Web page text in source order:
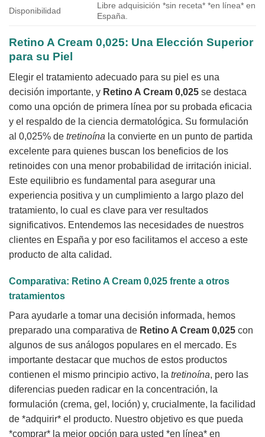
Disponibilidad
Libre adquisición *sin receta* *en línea* en
España.
Retino A Cream 0,025: Una Elección Superior
para su Piel
Elegir el tratamiento adecuado para su piel es una
decisión importante, y Retino A Cream 0,025 se destaca
como una opción de primera línea por su probada eficacia
y el respaldo de la ciencia dermatológica. Su formulación
al 0,025% de tretinoína la convierte en un punto de partida
excelente para quienes buscan los beneficios de los
retinoides con una menor probabilidad de irritación inicial.
Este equilibrio es fundamental para asegurar una
experiencia positiva y un cumplimiento a largo plazo del
tratamiento, lo cual es clave para ver resultados
significativos. Entendemos las necesidades de nuestros
clientes en España y por eso facilitamos el acceso a este
producto de alta calidad.
Comparativa: Retino A Cream 0,025 frente a otros
tratamientos
Para ayudarle a tomar una decisión informada, hemos
preparado una comparativa de Retino A Cream 0,025 con
algunos de sus análogos populares en el mercado. Es
importante destacar que muchos de estos productos
contienen el mismo principio activo, la tretinoína, pero las
diferencias pueden radicar en la concentración, la
formulación (crema, gel, loción) y, crucialmente, la facilidad
de *adquirir* el producto. Nuestro objetivo es que pueda
*comprar* la mejor opción para usted *en línea* en